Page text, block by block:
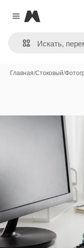
Close menu
Magnific
Главная/Стоковый/